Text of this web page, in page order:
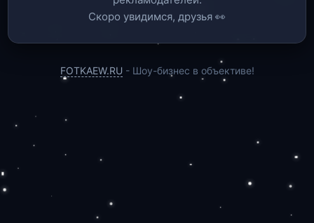
Скоро увидимся, друзья 👀
FOTKAEW.RU - Шоу-бизнес в объективе!